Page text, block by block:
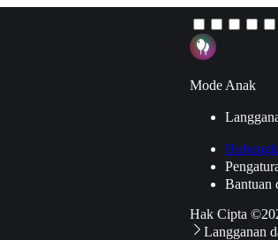
Mode Anak
Bantuan
Hak Cipta
Langganan